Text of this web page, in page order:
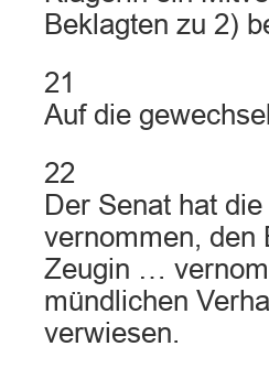
Beklagten zu 2)
21
Auf die
22
Der Senat hat
vernommen, den
Zeugin …
mündlichen
verwiesen.